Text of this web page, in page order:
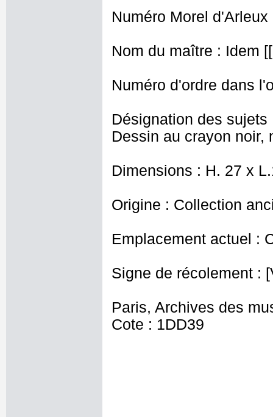
Numéro Morel d'Arleux
Nom du maître : Idem
Numéro d'ordre dans
Désignation des
Dessin au crayon noir,
Dimensions : H. 27 x
Origine : Collection
Emplacement actuel :
Signe de récolement :
Paris, Archives des
Cote : 1DD39